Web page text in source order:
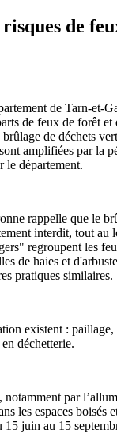
de
de Tarn-et-
de feux de forêt et
de déchets
amplifiées par la
le département.
rappelle que le
interdit, tout au
regroupent les
de haies et
pratiques similaires.
existent : paillage,
déchetterie.
par
les espaces boisés
15 juin au 15